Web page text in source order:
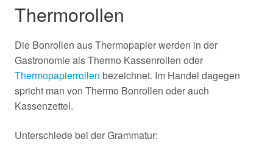
Thermorollen
Die Bonrollen aus Thermopapier werden in der
Gastronomie als Thermo Kassenrollen oder
Thermopapierrollen bezeichnet. Im Handel dagegen
spricht man von Thermo Bonrollen oder auch
Kassenzettel.
Unterschiede bei der Grammatur: